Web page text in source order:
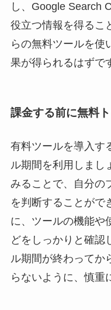
し、Google Search
役立つ情報を得るこ
らの無料ツールを使
果が得られるはずで
課金する前に無料
有料ツールを導入す
ル期間を利用しまし
みることで、自分の
を判断することがで
に、ツールの機能や
どをしっかりと確認
ル期間が終わって
らないように、慎重